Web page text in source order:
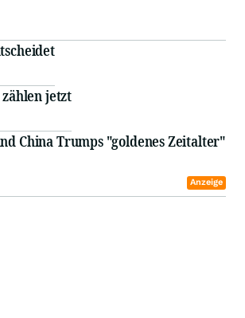
jetzt
China Trumps "goldenes Zeitalter"
Anzeige